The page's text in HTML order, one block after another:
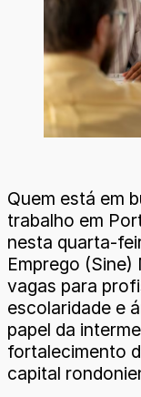
Quem está em
trabalho em
nesta quarta-
Emprego (Sine)
vagas para
escolaridade e
papel da
fortalecimento
capital